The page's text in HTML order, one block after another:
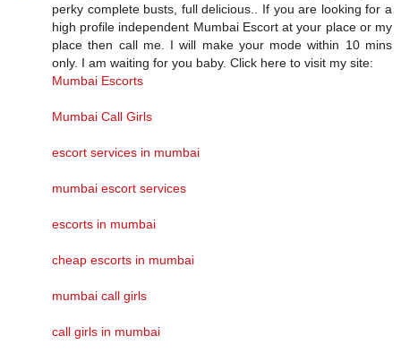
perky complete busts, full delicious.. If you are looking for a
high profile independent Mumbai Escort at your place or my
place then call me. I will make your mode within 10 mins
only. I am waiting for you baby. Click here to visit my site:
Mumbai Escorts
Mumbai Call Girls
escort services in mumbai
mumbai escort services
escorts in mumbai
cheap escorts in mumbai
mumbai call girls
call girls in mumbai